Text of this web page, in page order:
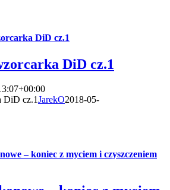
DiD cz.1
DiD cz.1
DiD cz.1JarekO2018-05-
– koniec z myciem i czyszczeniem